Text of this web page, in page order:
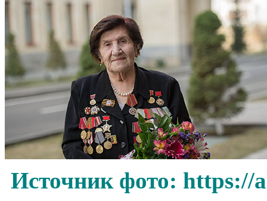
Источник фото: https://